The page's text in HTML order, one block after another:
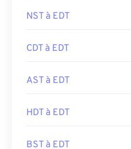
NST à EDT
CDT à EDT
AST à EDT
HDT à EDT
BST à EDT